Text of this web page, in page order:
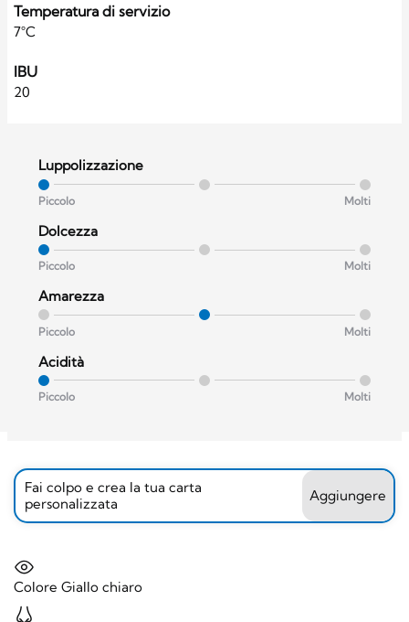
Temperatura di servizio
7°C
IBU
20
Luppolizzazione
Piccolo Molti
Dolcezza
Piccolo Molti
Amarezza
Piccolo Molti
Acidità
Piccolo Molti
Fai colpo e crea la tua carta
personalizzata
Aggiungere
Colore Giallo chiaro